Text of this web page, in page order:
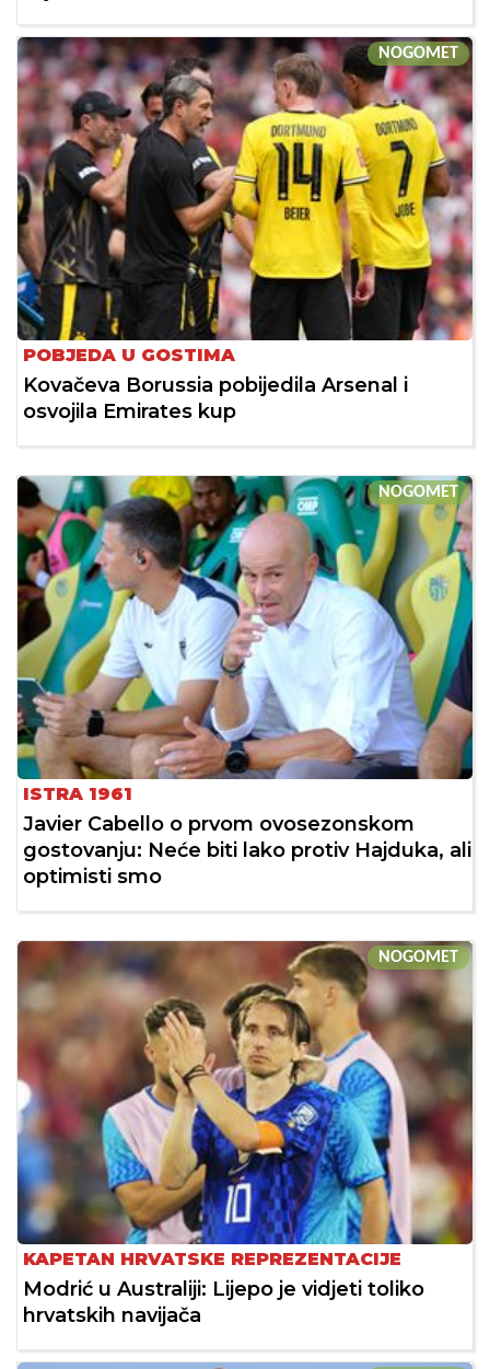
NOGOMET
POBJEDA U GOSTIMA
Kovačeva Borussia pobijedila Arsenal i
osvojila Emirates kup
NOGOMET
ISTRA 1961
Javier Cabello o prvom ovosezonskom
gostovanju: Neće biti lako protiv Hajduka, ali
optimisti smo
NOGOMET
KAPETAN HRVATSKE REPREZENTACIJE
Modrić u Australiji: Lijepo je vidjeti toliko
hrvatskih navijača